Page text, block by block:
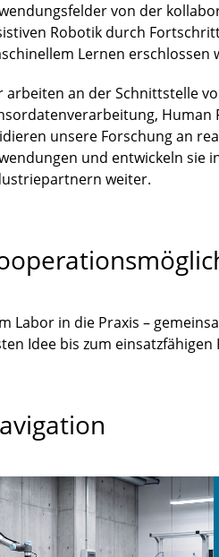
von der
Robotik durch
Lernen erschlossen
arbeiten an der Schnittstelle
Human
unsere Forschung an
und entwickeln sie
weiter.
Labor in die Praxis –
Idee bis zum